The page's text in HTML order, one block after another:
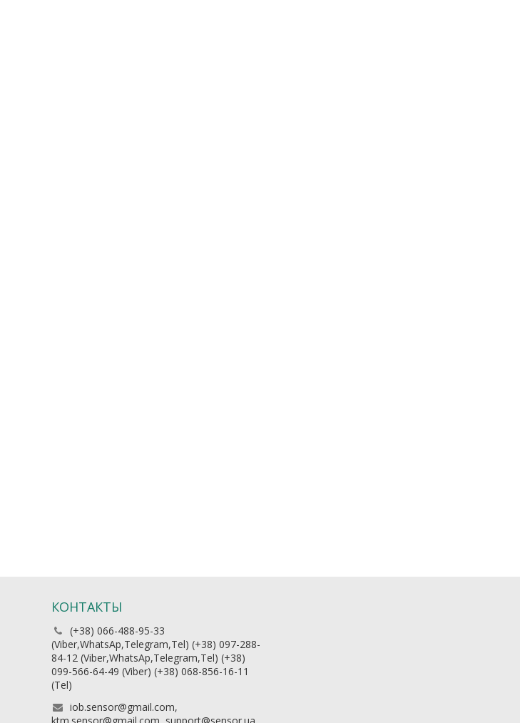
КОНТАКТЫ
(+38) 066-488-95-33
(Viber,WhatsAp,Telegram,Tel) (+38) 097-288-
84-12 (Viber,WhatsAp,Telegram,Tel) (+38)
099-566-64-49 (Viber) (+38) 068-856-16-11
(Теl)
iob.sensor@gmail.com,